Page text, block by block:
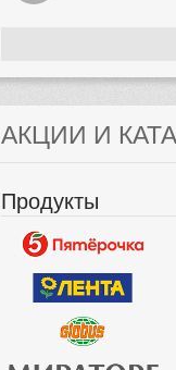
АКЦИИ И
Продукты